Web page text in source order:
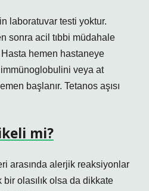
laboratuvar testi yoktur.
sonra acil tıbbi müdahale
Hasta hemen hastaneye
immünoglobulini veya at
başlanır. Tetanos aşısı
mi?
arasında alerjik reaksiyonlar
olasılık olsa da dikkate